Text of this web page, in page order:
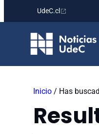
contenido
UdeC.cl
Inicio / Has